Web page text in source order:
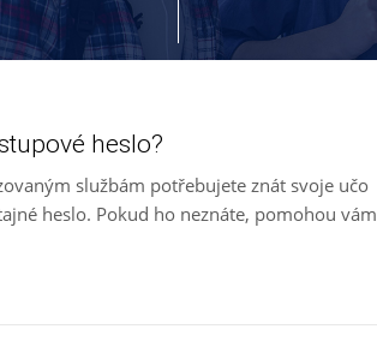
heslo?
službám potřebujete znát svoje učo
heslo. Pokud ho neznáte, pomohou vám